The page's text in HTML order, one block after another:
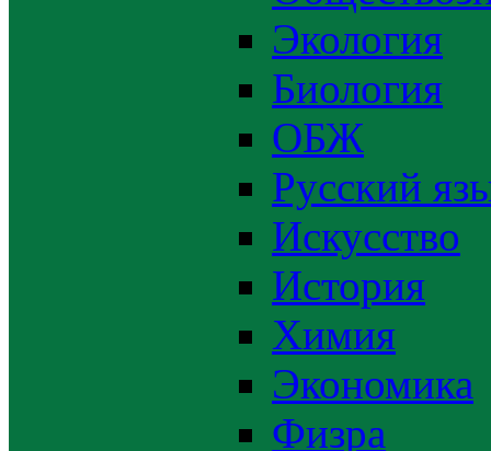
Экология
Биология
ОБЖ
Русский
Искусство
История
Химия
Экономика
Физра